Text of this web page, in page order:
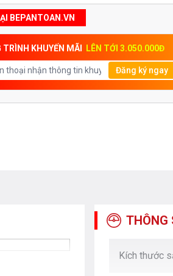
BEPANTOAN.VN
TRÌNH KHUYẾN MÃI LÊN TỚI 3.050.000Đ
Đăng ký ngay
THÔNG
Kích thước